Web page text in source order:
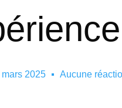
mars 2025 Aucune